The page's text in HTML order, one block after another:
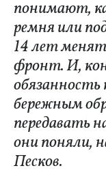
понимают,
ремня или
14 лет
фронт. И,
бережным
передавать
они поняли,
Песков.